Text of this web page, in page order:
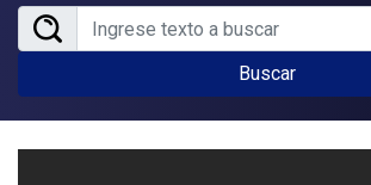
Buscar